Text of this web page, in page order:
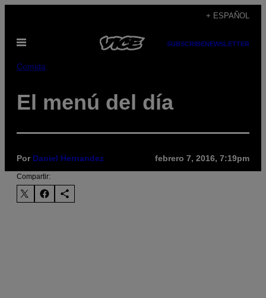
contenido
+ ESPAÑOL
Abrir
SUBSCRIBENEWSLETTER
Comida
El menú del día
Por Daniel Hernandez febrero 7, 2016, 7:19pm
Compartir: